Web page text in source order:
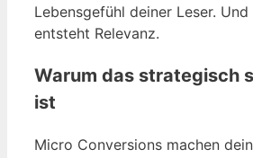
Lebensgefühl deiner Leser.
entsteht Relevanz.
Warum das strategisch
ist
Micro Conversions machen